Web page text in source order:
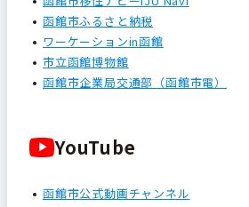
函館市ふるさと納税
ワーケーションin函館
市立函館博物館
函館市企業局交通部（函館市電）
YouTube
函館市公式動画チャンネル